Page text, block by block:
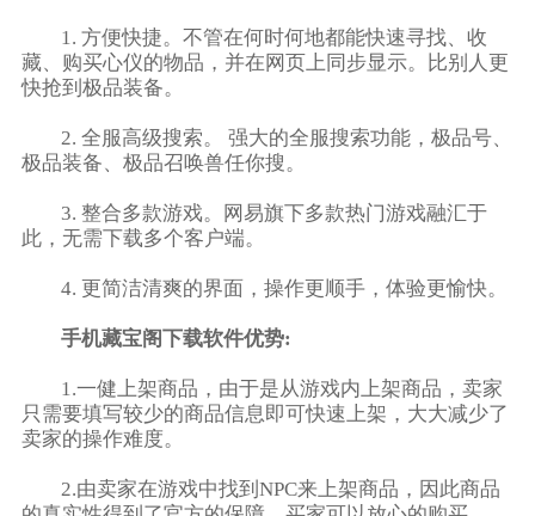
1. 方便快捷。不管在何时何地都能快速寻找、收
藏、购买心仪的物品，并在网页上同步显示。比别人更
快抢到极品装备。
2. 全服高级搜索。 强大的全服搜索功能，极品号、
极品装备、极品召唤兽任你搜。
3. 整合多款游戏。网易旗下多款热门游戏融汇于
此，无需下载多个客户端。
4. 更简洁清爽的界面，操作更顺手，体验更愉快。
手机藏宝阁下载软件优势:
1.一健上架商品，由于是从游戏内上架商品，卖家
只需要填写较少的商品信息即可快速上架，大大减少了
卖家的操作难度。
2.由卖家在游戏中找到NPC来上架商品，因此商品